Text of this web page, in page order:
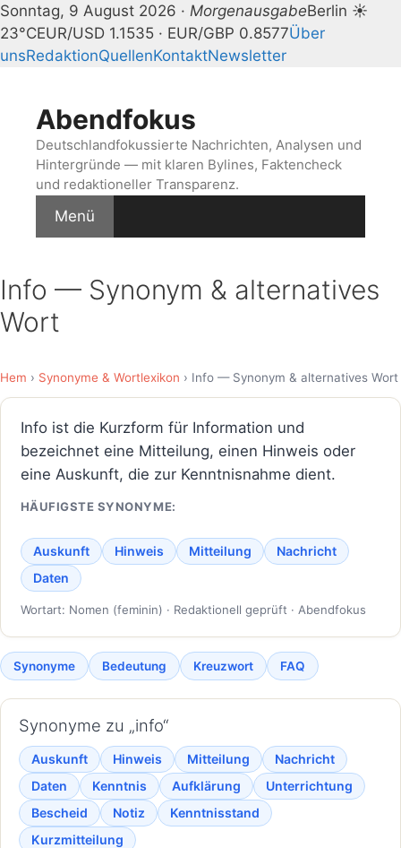
Sonntag, 9 August 2026 · MorgenausgabeBerlin ☀
23°CEUR/USD 1.1535 · EUR/GBP 0.8577Über
unsRedaktionQuellenKontaktNewsletter
springenAbendfokus
Deutschlandfokussierte Nachrichten, Analysen und
Hintergründe — mit klaren Bylines, Faktencheck
und redaktioneller Transparenz.
Menü
Info — Synonym & alternatives
Wort
Hem › Synonyme & Wortlexikon › Info — Synonym & alternatives Wort
Info ist die Kurzform für Information und
bezeichnet eine Mitteilung, einen Hinweis oder
eine Auskunft, die zur Kenntnisnahme dient.
HÄUFIGSTE SYNONYME:
Auskunft Hinweis Mitteilung
Nachricht
Daten
Wortart: Nomen (feminin) · Redaktionell geprüft · Abendfokus
Synonyme Bedeutung Kreuzwort FAQ
Synonyme zu „info“
Auskunft Hinweis Mitteilung
Nachricht
Daten
Kenntnis Aufklärung
Unterrichtung
Bescheid
Notiz
Kenntnisstand
Kurzmitteilung